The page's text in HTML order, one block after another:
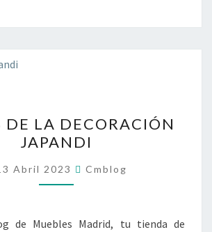
DE
LA
DECORACIÓN
JAPANDI
DE LA DECORACIÓN
JAPANDI
Abril 2023 Cmblog
de Muebles Madrid, tu tienda de